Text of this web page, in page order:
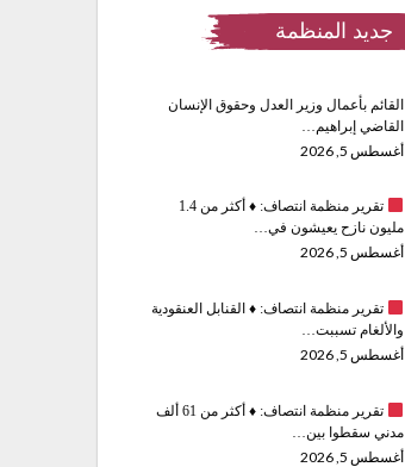
جديد المنظمة
القائم بأعمال وزير العدل وحقوق الإنسان
القاضي إبراهيم…
أغسطس 5, 2026
تقرير منظمة انتصاف: ♦️
أكثر من 1.4
مليون نازح يعيشون في…
أغسطس 5, 2026
تقرير منظمة انتصاف: ♦️القنابل العنقودية
والألغام تسببت…
أغسطس 5, 2026
تقرير منظمة انتصاف: ♦️
أكثر من 61 ألف
مدني سقطوا بين…
أغسطس 5, 2026